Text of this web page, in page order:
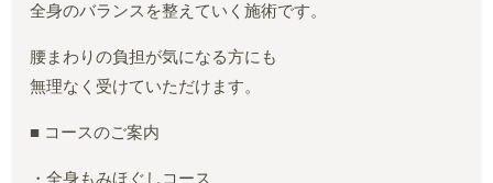
全身のバランスを整えていく施術です。
腰まわりの負担が気になる方にも
無理なく受けていただけます。
■ コースのご案内
・全身もみほぐしコース